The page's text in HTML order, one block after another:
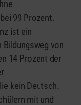
99 Prozent.
ist ein
von
14 Prozent der
kein Deutsch.
mit und